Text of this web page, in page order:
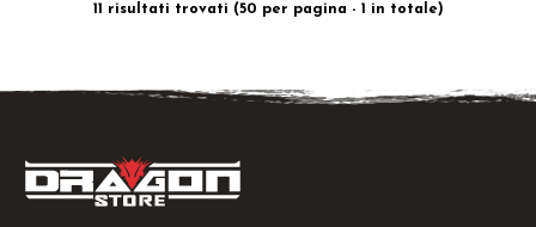
11 risultati trovati (50 per pagina - 1 in totale)